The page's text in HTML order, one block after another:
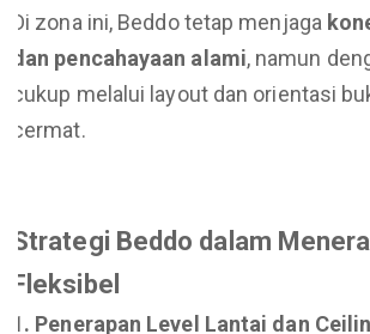
Di zona ini, Beddo tetap menjaga
dan pencahayaan alami, namun
cukup melalui layout dan orientasi
cermat.
Strategi Beddo dalam
Fleksibel
1. Penerapan Level Lantai dan